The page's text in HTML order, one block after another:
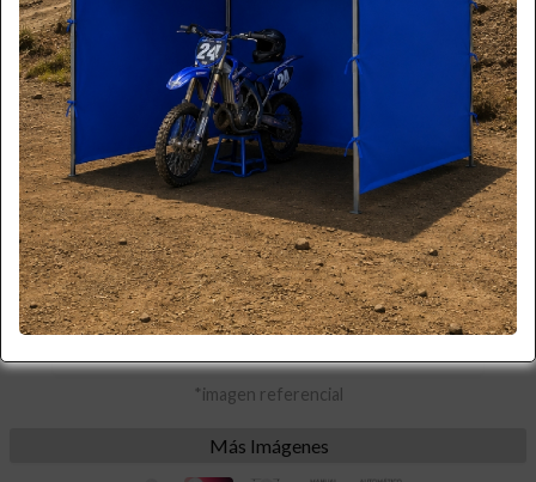
*imagen referencial
Más Imágenes